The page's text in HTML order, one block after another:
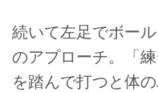
続いて左足でボー
のアプローチ。「
を踏んで打つと体